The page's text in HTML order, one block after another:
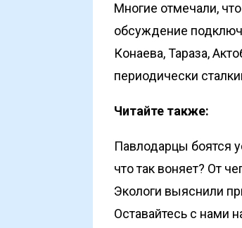
Многие отмечали,
обсуждение
Конаева, Тараза,
периодически
Читайте также:
Павлодарцы боятся
что так воняет? От
Экологи выяснили
Оставайтесь с нами